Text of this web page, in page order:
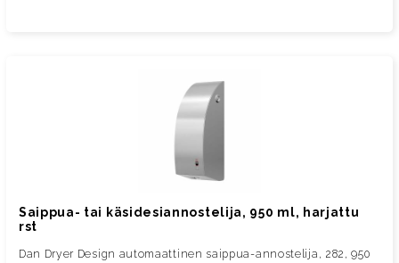
Saippua- tai käsidesiannostelija, 950 ml, harjattu
rst
Dan Dryer Design automaattinen saippua-annostelija, 282, 950